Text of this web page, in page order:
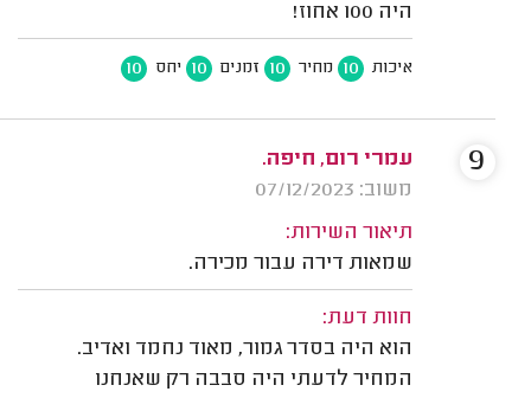
היה 100 אחוז!
איכות 10 מחיר 10 זמנים 10 יחס 10
עמרי רום, חיפה.
משוב: 07/12/2023
תיאור השירות:
שמאות דירה עבור מכירה.
חוות דעת:
הוא היה בסדר גמור, מאוד נחמד ואדיב.
המחיר לדעתי היה סבבה רק שאנחנו
9